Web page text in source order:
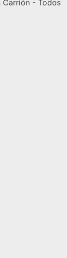
- Todos